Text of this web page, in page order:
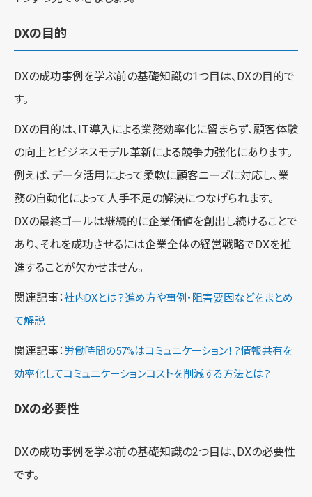
DXの目的
DXの成功事例を学ぶ前の基礎知識の1つ目は、DXの目的で
す。
DXの目的は、IT導入による業務効率化に留まらず、顧客体験
の向上とビジネスモデル革新による競争力強化にあります。
例えば、データ活用によって柔軟に顧客ニーズに対応し、業
務の自動化によって人手不足の解決につなげられます。
DXの最終ゴールは継続的に企業価値を創出し続けることで
あり、それを成功させるには企業全体の経営戦略でDXを推
進することが欠かせません。
関連記事：社内DXとは？進め方や事例・阻害要因などをまとめ
て解説
関連記事： 労働時間の57%はコミュニケーション！？情報共有を
効率化してコミュニケーションコストを削減する方法とは？
DXの必要性
DXの成功事例を学ぶ前の基礎知識の2つ目は、DXの必要性
です。